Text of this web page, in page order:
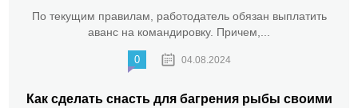
По текущим правилам, работодатель обязан выплатить
аванс на командировку. Причем,...
0 04.08.2024
Как сделать снасть для багрения рыбы своими